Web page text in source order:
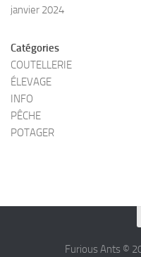
janvier 2024
Catégories
COUTELLERIE
ÉLEVAGE
INFO
PÊCHE
POTAGER
Furious Ants ©